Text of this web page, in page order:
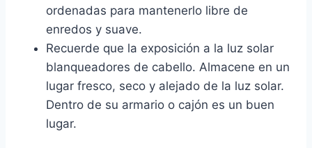
ordenadas para mantenerlo libre de
enredos y suave.
Recuerde que la exposición a la luz solar
blanqueadores de cabello. Almacene en un
lugar fresco, seco y alejado de la luz solar.
Dentro de su armario o cajón es un buen
lugar.